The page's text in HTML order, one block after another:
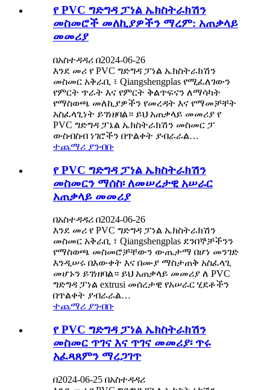
የ PVC ግድግዳ ፓነል ኤክስትራክሽን
መስመሮች መለኪያዎችን ማረም: አጠቃላይ
መመሪያ
በአስተዳዳሪ በ2024-06-26
እንደ መሪ የ PVC ግድግዳ ፓነል ኤክስትራክሽን
መስመር አቅራቢ ፣ Qiangshengplas የሚፈለገውን
የምርት ጥራት እና የምርት ቅልጥፍናን ለማሳካት
የማስወጫ መለኪያዎችን የመረዳት እና የማመቻቸት
አስፈላጊነት ይገነዘባል። ይህ አጠቃላይ መመሪያ የ
PVC ግድግዳ ፓኔል ኤክስትራክሽን መስመር ፓ
ውስብስብ ነገሮችን በጥልቀት ያብራራል…
ተጨማሪ ያንብቡ
የ PVC ግድግዳ ፓነል ኤክስትራክሽን
መስመርን ማሰስ፡ ለመሠረታዊ አሠራር
አጠቃላይ መመሪያ
በአስተዳዳሪ በ2024-06-26
እንደ መሪ የ PVC ግድግዳ ፓነል ኤክስትራክሽን
መስመር አቅራቢ ፣ Qiangshengplas ደንበኞቻችንን
የማስወጫ መስመሮቻቸውን ውጤታማ በሆነ መንገድ
እንዲሠሩ በእውቀት እና በሙያ ማስታጠቅ አስፈላጊ
መሆኑን ይገነዘባል። ይህ አጠቃላይ መመሪያ ለ PVC
ግድግዳ ፓነል extrusi መሰረታዊ የአሠራር ሂደቶችን
በጥልቀት ያብራራል…
ተጨማሪ ያንብቡ
የ PVC ግድግዳ ፓነል ኤክስትራክሽን
መስመር ጥገና እና ጥገና መመሪያ፡ ጥሩ
አፈጻጸምን ማረጋገጥ
በ2024-06-25 በአስተዳዳሪ